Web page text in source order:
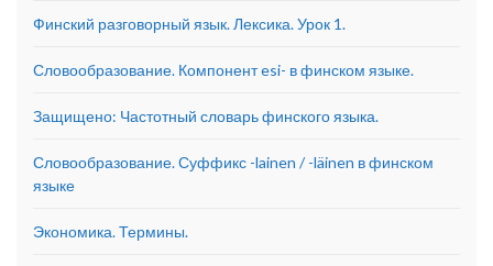
Финский разговорный язык. Лексика. Урок 1.
Словообразование. Компонент esi- в финском языке.
Защищено: Частотный словарь финского языка.
Словообразование. Суффикс -lainen / -läinen в финском
языке
Экономика. Термины.